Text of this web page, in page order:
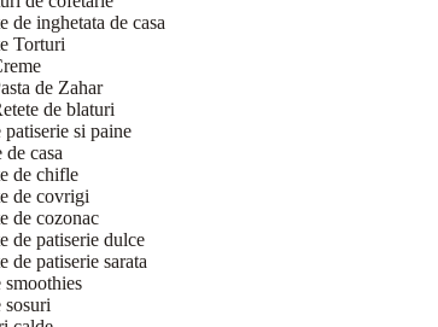
de inghetata de casa
Torturi
de Zahar
de blaturi
patiserie si paine
de casa
de chifle
de covrigi
de cozonac
de patiserie dulce
de patiserie sarata
smoothies
sosuri